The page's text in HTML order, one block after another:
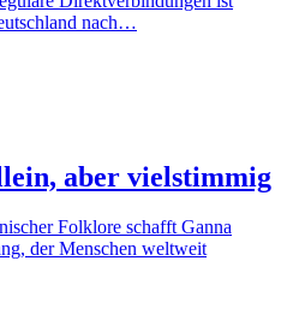
nach…
aber vielstimmig
Folklore schafft Ganna
der Menschen weltweit